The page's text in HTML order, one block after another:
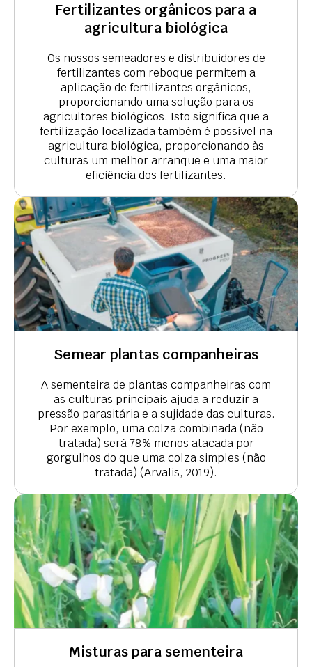
Fertilizantes orgânicos para a
agricultura biológica
Os nossos semeadores e distribuidores de
fertilizantes com reboque permitem a
aplicação de fertilizantes orgânicos,
proporcionando uma solução para os
agricultores biológicos. Isto significa que a
fertilização localizada também é possível na
agricultura biológica, proporcionando às
culturas um melhor arranque e uma maior
eficiência dos fertilizantes.
Semear plantas companheiras
A sementeira de plantas companheiras com
as culturas principais ajuda a reduzir a
pressão parasitária e a sujidade das culturas.
Por exemplo, uma colza combinada (não
tratada) será 78% menos atacada por
gorgulhos do que uma colza simples (não
tratada) (Arvalis, 2019).
Misturas para sementeira